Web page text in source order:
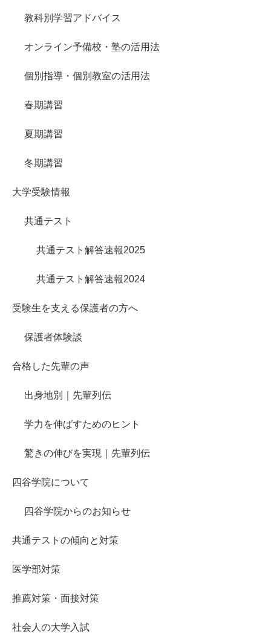
教科別学習アドバイス
オンライン予備校・塾の活用法
個別指導・個別教室の活用法
春期講習
夏期講習
冬期講習
大学受験情報
共通テスト
共通テスト解答速報2025
共通テスト解答速報2024
受験生を支える保護者の方へ
保護者体験談
合格した先輩の声
出身地別｜先輩列伝
学力を伸ばすためのヒント
驚きの伸びを実現｜先輩列伝
四谷学院について
四谷学院からのお知らせ
共通テストの傾向と対策
医学部対策
推薦対策・面接対策
社会人の大学入試